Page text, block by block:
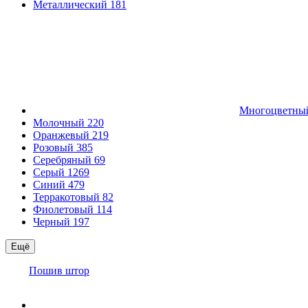
Металлический 181
Молочный 220
Оранжевый 219
Розовый 385
Серебряный 69
Серый 1269
Синий 479
Терракотовый 82
Фиолетовый 114
Черный 197
Ещё
Пошив штор